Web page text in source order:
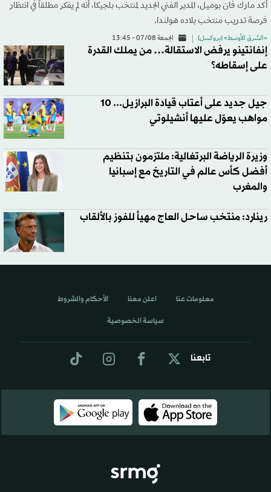
أكد مارك فان بوميل، المدير الفني الجديد لمنتخب بلجيكا، أنه لم يفكر مطلقاً في انتظار
فرصة تدريب منتخب بلاده هولندا.
«الشرق الأوسط» (بروكسل) الجمعة 07/08 - 13:45
إنفانتينو يرفض الاستقالة… من يملك القدرة
على إسقاطه؟
جيل جديد على أعتاب قيادة البرازيل... 10
مواهب يعوّل عليها أنشيلوتي
وزيرة الرياضة البرتغالية: ملتزمون بتنظيم
أفضل كأس عالم في التاريخ مع إسبانيا
والمغرب
رينارد: منتخب ساحل العاج مهيأ للفوز بالألقاب
تابعنا
معلومات عنا اعلن معنا الأحكام والشروط
سياسة الخصوصية